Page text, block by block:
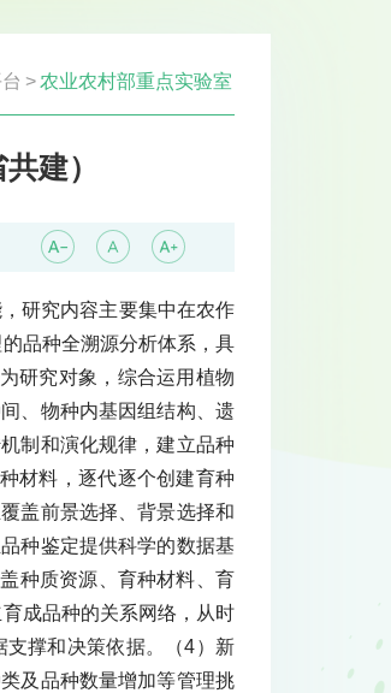
>农业农村部重点实验室
建）
研究内容主要集中在农作
品种全溯源分析体系，具
研究对象，综合运用植物
、物种内基因组结构、遗
制和演化规律，建立品种
材料，逐代逐个创建育种
盖前景选择、背景选择和
种鉴定提供科学的数据基
种质资源、育种材料、育
成品种的关系网络，从时
支撑和决策依据。（4）新
及品种数量增加等管理挑